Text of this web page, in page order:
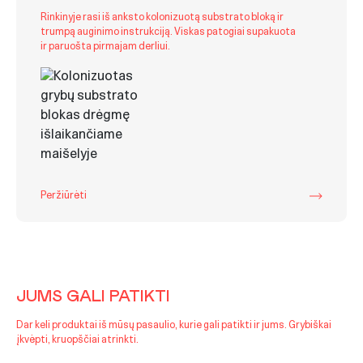
Rinkinyje rasi iš anksto kolonizuotą substrato bloką ir
trumpą auginimo instrukciją. Viskas patogiai supakuota
ir paruošta pirmajam derliui.
Peržiūrėti
JUMS GALI PATIKTI
Dar keli produktai iš mūsų pasaulio, kurie gali patikti ir jums. Grybiškai
įkvėpti, kruopščiai atrinkti.